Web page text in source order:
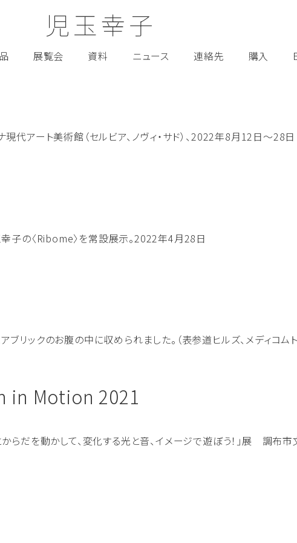
児玉幸子
展覧会 資料 ニュース 連絡先 購入
アート美術館（セルビア、ノヴィ・サド）、2022年8月12日～28日
子の〈Ribome〉を常設展示。2022年4月28日
リックのお腹の中に収められました。（表参道ヒルズ、メディコ
in Motion 2021
を動かして、変化する光と音、イメージで遊ぼう！」展 調布市